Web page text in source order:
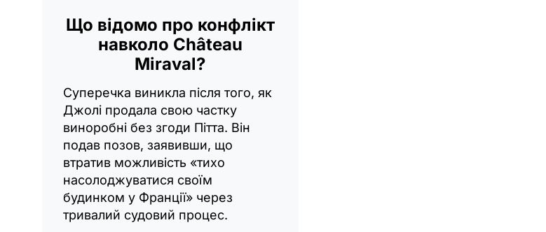
Що відомо про конфлікт
навколо Château
Miraval?
Суперечка виникла після того, як
Джолі продала свою частку
виноробні без згоди Пітта. Він
подав позов, заявивши, що
втратив можливість «тихо
насолоджуватися своїм
будинком у Франції» через
тривалий судовий процес.